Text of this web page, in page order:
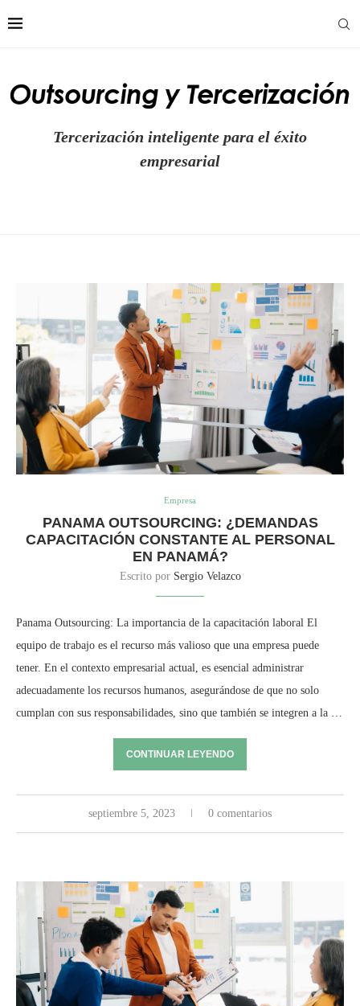
Tercerización inteligente para el éxito
empresarial
Empresa
PANAMA OUTSOURCING: ¿DEMANDAS
CAPACITACIÓN CONSTANTE AL PERSONAL
EN PANAMÁ?
Escrito por Sergio Velazco
Panama Outsourcing: La importancia de la capacitación laboral El
equipo de trabajo es el recurso más valioso que una empresa puede
tener. En el contexto empresarial actual, es esencial administrar
adecuadamente los recursos humanos, asegurándose de que no solo
cumplan con sus responsabilidades, sino que también se integren a la …
CONTINUAR LEYENDO
septiembre 5, 2023 0 comentarios